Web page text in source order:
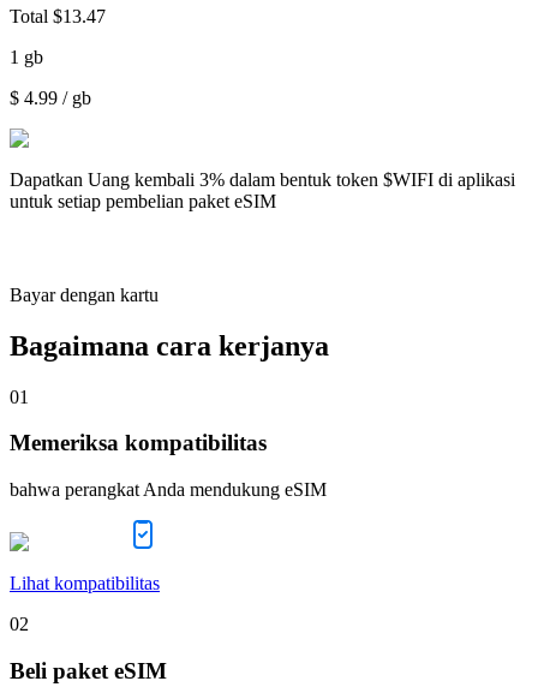
Total $13.47
1 gb
$ 4.99 / gb
Dapatkan Uang kembali 3% dalam bentuk token $WIFI di aplikasi
untuk setiap pembelian paket eSIM
Bayar dengan kartu
Bagaimana cara kerjanya
01
Memeriksa kompatibilitas
bahwa perangkat Anda mendukung eSIM
Lihat kompatibilitas
02
Beli paket eSIM